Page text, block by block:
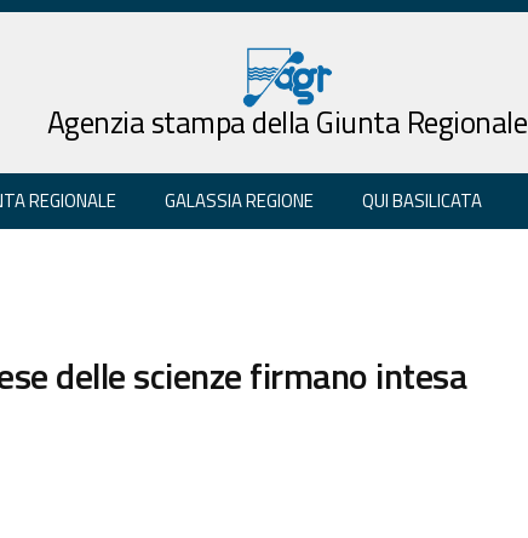
Agenzia stampa della Giunta Regionale
REGIONALE GALASSIA REGIONE QUI BASILICATA
delle scienze firmano intesa